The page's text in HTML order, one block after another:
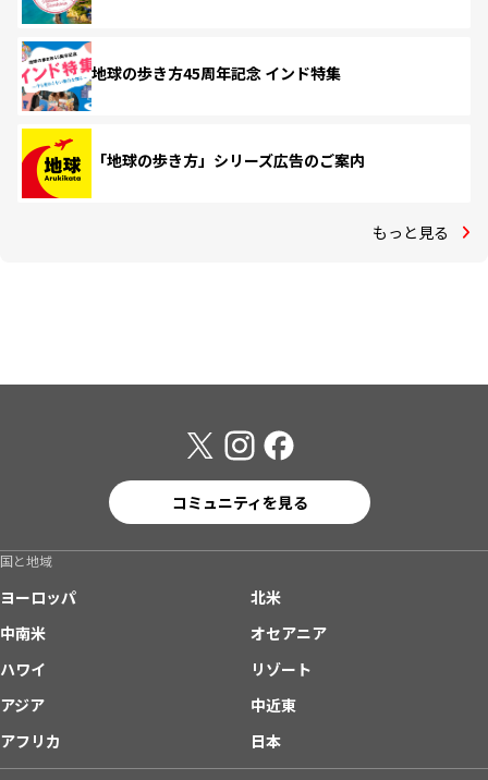
地球の歩き方45周年記念 インド特集
「地球の歩き方」シリーズ広告のご案内
もっと見る
コミュニティを見る
国と地域
ヨーロッパ
北米
中南米
オセアニア
ハワイ
リゾート
アジア
中近東
アフリカ
日本